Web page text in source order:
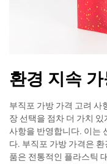
환경 지속
부직포 가방 가격 고려 사
장 선택을 점차 더 가치
사항을 반영합니다. 이는
다. 부직포 가방 가격은
품은 전통적인 플라스틱